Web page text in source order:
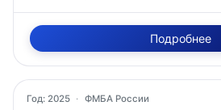
Подробнее
Год: 2025 · ФМБА России